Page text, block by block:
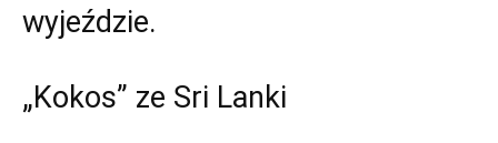
wyjeździe.
„Kokos” ze Sri Lanki